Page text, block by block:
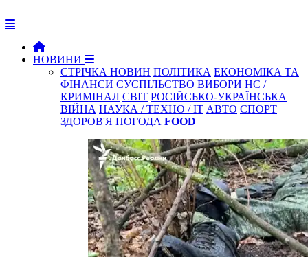
НОВИНИ
СТРІЧКА НОВИН ПОЛІТИКА ЕКОНОМІКА ТА
ФІНАНСИ СУСПІЛЬСТВО ВИБОРИ НС /
КРИМІНАЛ СВІТ РОСІЙСЬКО-УКРАЇНСЬКА
ВІЙНА НАУКА / ТЕХНО / IT АВТО СПОРТ
ЗДОРОВ'Я ПОГОДА FOOD